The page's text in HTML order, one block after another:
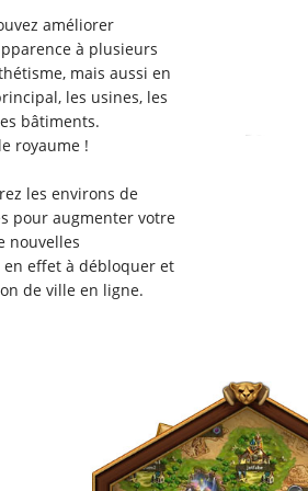
améliorer
à plusieurs
mais aussi en
les usines, les
bâtiments.
royaume !
les environs de
pour augmenter votre
nouvelles
en effet à débloquer et
de ville en ligne.